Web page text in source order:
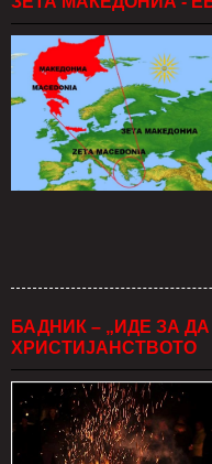
БАДНИК – „ИДЕ ЗА
ХРИСТИЈАНСТВОТО